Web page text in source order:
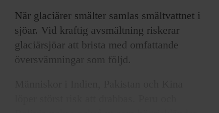
När glaciärer smälter samlas smältvattnet i
sjöar. Vid kraftig avsmältning riskerar
glaciärsjöar att brista med omfattande
översvämningar som följd.